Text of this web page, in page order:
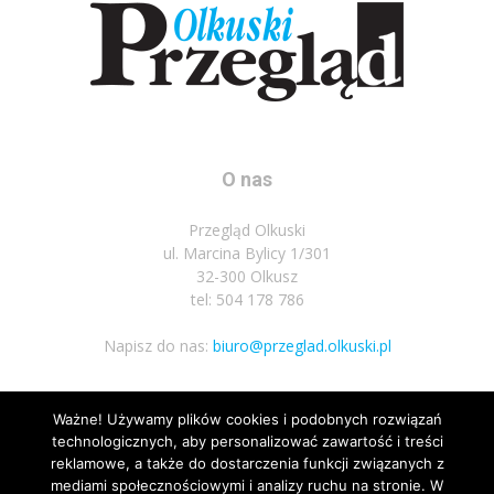
O nas
Przegląd Olkuski
ul. Marcina Bylicy 1/301
32-300 Olkusz
tel: 504 178 786
Napisz do nas: biuro@przeglad.olkuski.pl
Podążaj za nami
Ważne! Używamy plików cookies i podobnych rozwiązań
technologicznych, aby personalizować zawartość i treści
reklamowe, a także do dostarczenia funkcji związanych z
mediami społecznościowymi i analizy ruchu na stronie. W